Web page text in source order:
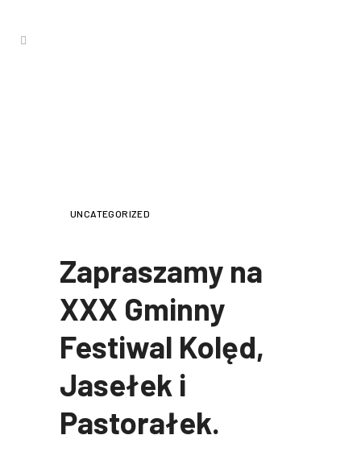
UNCATEGORIZED
Zapraszamy na
XXX Gminny
Festiwal Kolęd,
Jasełek i
Pastorałek.